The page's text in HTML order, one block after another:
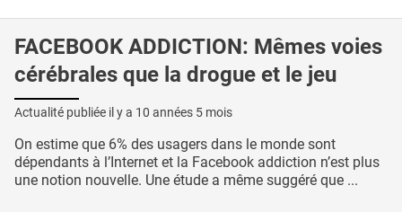
FACEBOOK ADDICTION: Mêmes voies
cérébrales que la drogue et le jeu
Actualité publiée il y a 10 années 5 mois
On estime que 6% des usagers dans le monde sont
dépendants à l’Internet et la Facebook addiction n’est plus
une notion nouvelle. Une étude a même suggéré que ...